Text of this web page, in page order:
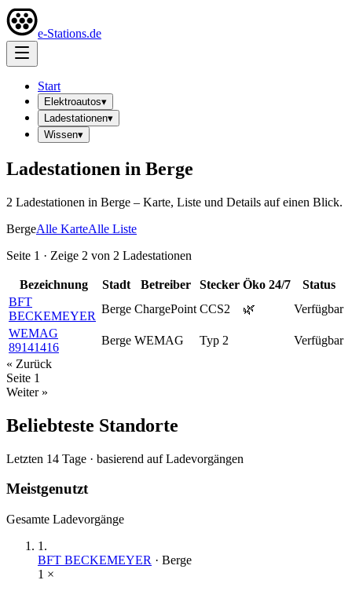
e-Stations.de
Start
Elektroautos▾
Ladestationen▾
Wissen▾
Ladestationen in Berge
2 Ladestationen in Berge – Karte, Liste und Details auf einen Blick.
BergeAlle KarteAlle Liste
Seite 1 · Zeige 2 von 2 Ladestationen
Bezeichnung Stadt Betreiber Stecker Öko 24/7
Status
BFT
BECKEMEYER
Berge ChargePoint CCS2 🌿
Verfügbar
WEMAG
89141416
Berge WEMAG Typ 2
Verfügbar
« Zurück
Seite 1
Weiter »
Beliebteste Standorte
Letzten 14 Tage · basierend auf Ladevorgängen
Meistgenutzt
Gesamte Ladevorgänge
1 .
BFT BECKEMEYER · Berge
1 ×